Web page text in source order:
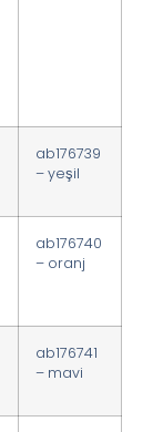
ab176739
– yeşil
ab176740
– oranj
ab176741
– mavi